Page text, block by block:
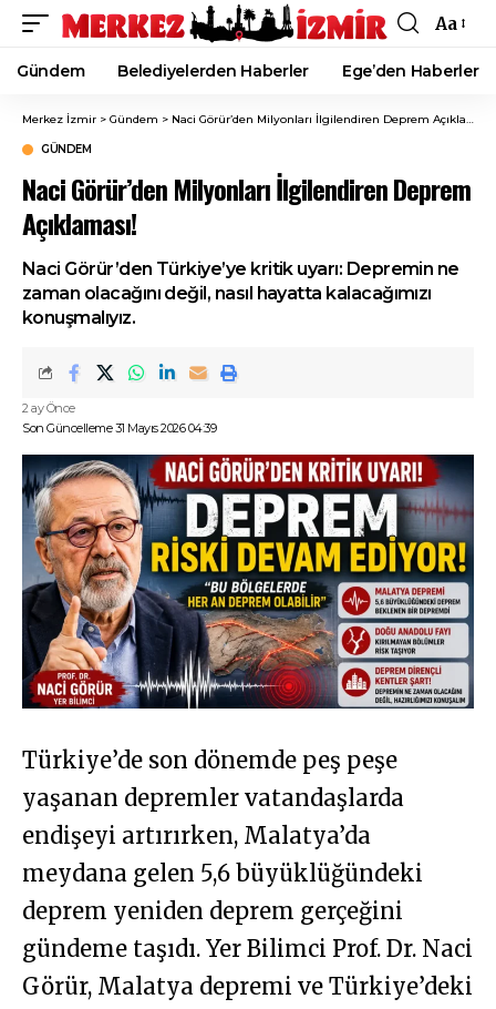
Font
Resizer
Aa
Gündem Belediyelerden Haberler Ege’den Haberler
Merkez İzmir > Gündem > Naci Görür’den Milyonları İlgilendiren Deprem Açıklaması!
GÜNDEM
Naci Görür’den Milyonları İlgilendiren Deprem
Açıklaması!
Naci Görür’den Türkiye’ye kritik uyarı: Depremin ne
zaman olacağını değil, nasıl hayatta kalacağımızı
konuşmalıyız.
Son Güncelleme 31 Mayıs 2026 04:39
2 ay Önce
Türkiye’de son dönemde peş peşe
yaşanan depremler vatandaşlarda
endişeyi artırırken, Malatya’da
meydana gelen 5,6 büyüklüğündeki
deprem yeniden deprem gerçeğini
gündeme taşıdı. Yer Bilimci Prof. Dr. Naci
Görür, Malatya depremi ve Türkiye’deki